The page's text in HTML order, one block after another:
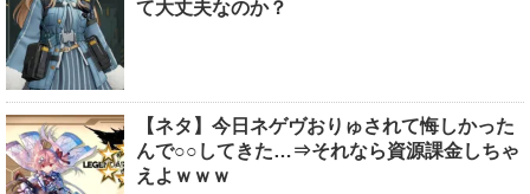
て大丈夫なのか？
【ネタ】今日ネゲヴおりゅされて悔しかった
んで○○してきた…⇒それなら資源課金しちゃ
えよｗｗｗ